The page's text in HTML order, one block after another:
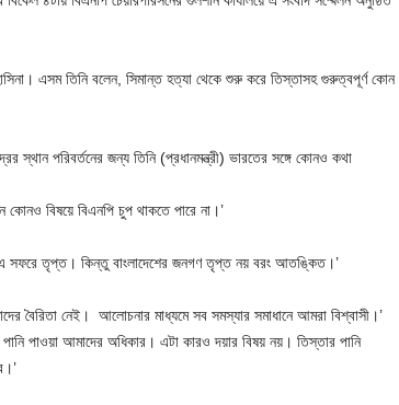
এসম তিনি বলেন, সিমান্ত হত্যা থেকে শুরু করে তিস্তাসহ গুরুত্বপূর্ণ কোন
স্থান পরিবর্তনের জন্য তিনি (প্রধানমন্ত্রী) ভারতের সঙ্গে কোনও কথা
বিষয়ে বিএনপি চুপ থাকতে পারে না।’
এ সফরে তৃপ্ত। কিন্তু বাংলাদেশের জনগণ তৃপ্ত নয় বরং আতঙ্কিত।’
বৈরিতা নেই। আলোচনার মাধ্যমে সব সমস্যার সমাধানে আমরা বিশ্বাসী।’
পাওয়া আমাদের অধিকার। এটা কারও দয়ার বিষয় নয়। তিস্তার পানি